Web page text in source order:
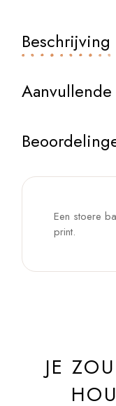
Beschrijving
Een stoere
print.
JE